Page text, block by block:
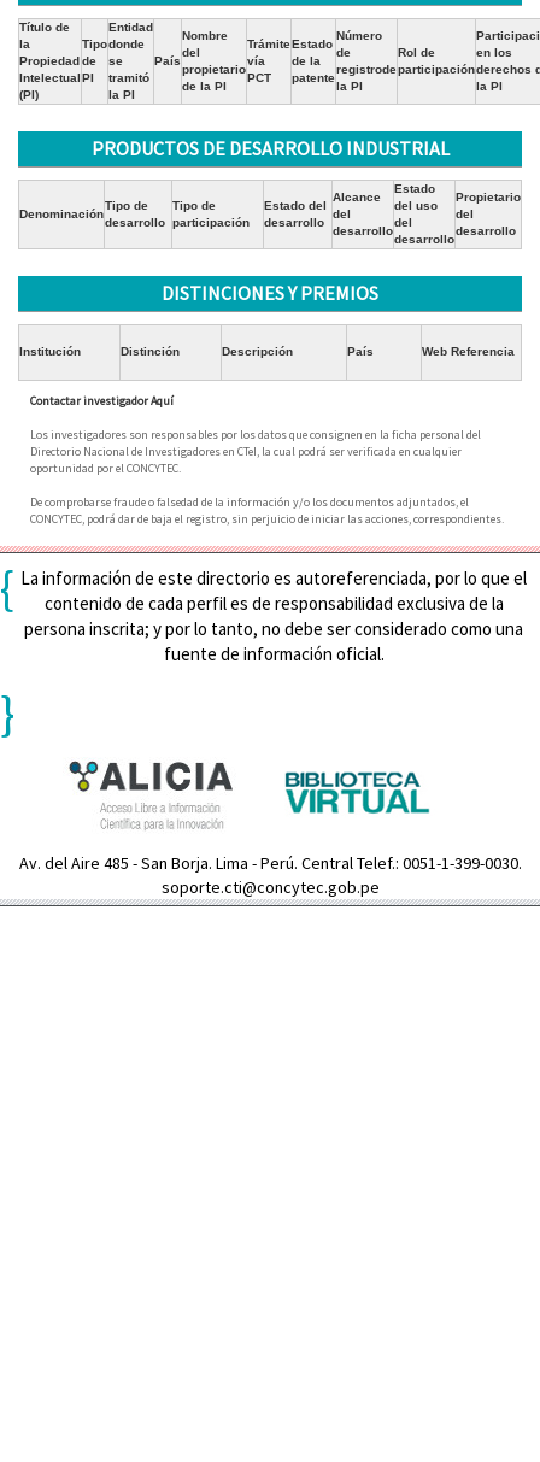
Título de
la
Propiedad
Intelectual
(PI)
Tipo
de
PI
Entidad
donde
se
tramitó
la PI
País
Nombre
del
propietario
de la PI
Trámite
vía
PCT
Estado
de la
patente
Número
de
registrode
la PI
Rol de
participación
en los
derechos
la PI
PRODUCTOS DE DESARROLLO INDUSTRIAL
Denominación
Tipo de
desarrollo
Tipo de
participación
Estado del
desarrollo
Alcance
del
desarrollo
Estado
del uso
del
desarrollo
Propietario
del
desarrollo
DISTINCIONES Y PREMIOS
Institución Distinción Descripción País Web Referencia
Contactar investigador Aquí
Los investigadores son responsables por los datos que consignen en la ficha personal del
Directorio Nacional de Investigadores en CTeI, la cual podrá ser verificada en cualquier
oportunidad por el CONCYTEC.
De comprobarse fraude o falsedad de la información y/o los documentos adjuntados, el
CONCYTEC, podrá dar de baja el registro, sin perjuicio de iniciar las acciones, correspondientes.
{ La información de este directorio es autoreferenciada, por lo que el
contenido de cada perfil es de responsabilidad exclusiva de la
persona inscrita; y por lo tanto, no debe ser considerado como una
fuente de información oficial.
}
Av. del Aire 485 - San Borja. Lima - Perú. Central Telef.: 0051-1-399-0030.
soporte.cti@concytec.gob.pe